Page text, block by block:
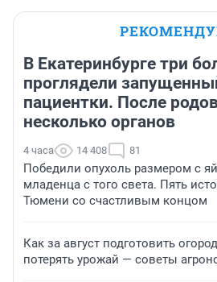
В Екатеринбурге три
проглядели
пациентки. После
несколько органов
4 часа 14 408 81
Победили опухоль размером с
младенца с того света. Пять
Тюмени со счастливым концом
Как за август подготовить
потерять урожай — советы